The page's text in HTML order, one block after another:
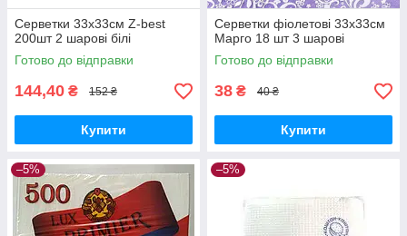
Серветки 33х33см Z-best
200шт 2 шарові білі
Готово до відправки
144,40 ₴ 152 ₴
Купити
Серветки фіолетові 33х33см
Марго 18 шт 3 шарові
Готово до відправки
38 ₴ 40 ₴
Купити
–5% –5%